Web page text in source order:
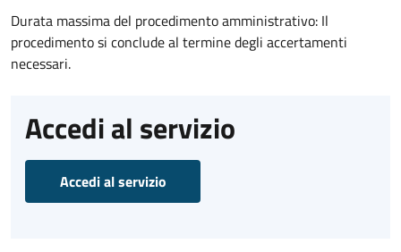
Durata massima del procedimento amministrativo: Il
procedimento si conclude al termine degli accertamenti
necessari.
Accedi al servizio
Accedi al servizio